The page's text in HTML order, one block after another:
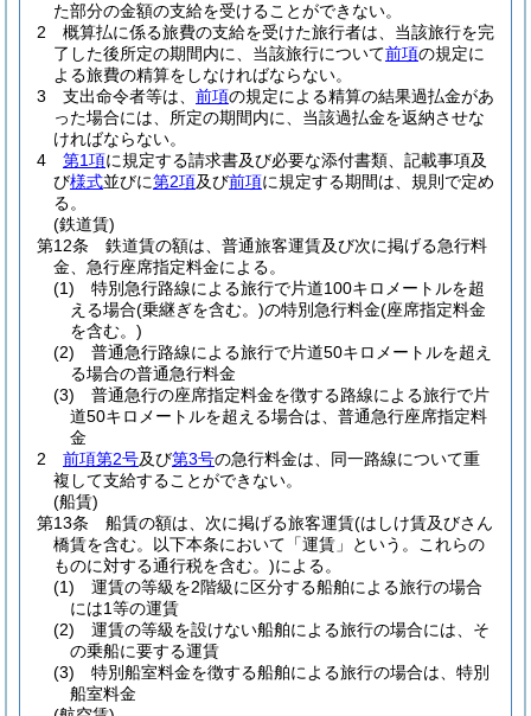
た部分の金額の支給を受けることができない。
2
概算払に係る旅費の支給を受けた旅行者は、当該旅行を完
了した後所定の期間内に、当該旅行について前項の規定に
よる旅費の精算をしなければならない。
3
支出命令者等は、 前項の規定による精算の結果過払金があ
った場合には、所定の期間内に、当該過払金を返納させな
ければならない。
4
第1項に規定する請求書及び必要な添付書類、記載事項及
び様式並びに第2項及び前項に規定する期間は、規則で定め
る。
(鉄道賃)
第12条
鉄道賃の額は、普通旅客運賃及び次に掲げる急行料
金、急行座席指定料金による。
(1)
特別急行路線による旅行で片道100キロメートルを超
える場合(乗継ぎを含む。)の特別急行料金(座席指定料金
を含む。)
(2)
普通急行路線による旅行で片道50キロメートルを超え
る場合の普通急行料金
(3)
普通急行の座席指定料金を徴する路線による旅行で片
道50キロメートルを超える場合は、普通急行座席指定料
金
2
前項第2号及び第3号の急行料金は、同一路線について重
複して支給することができない。
(船賃)
第13条
船賃の額は、次に掲げる旅客運賃(はしけ賃及びさん
橋賃を含む。以下本条において「運賃」という。これらの
ものに対する通行税を含む。)による。
(1)
運賃の等級を2階級に区分する船舶による旅行の場合
には1等の運賃
(2)
運賃の等級を設けない船舶による旅行の場合には、そ
の乗船に要する運賃
(3)
特別船室料金を徴する船舶による旅行の場合は、特別
船室料金